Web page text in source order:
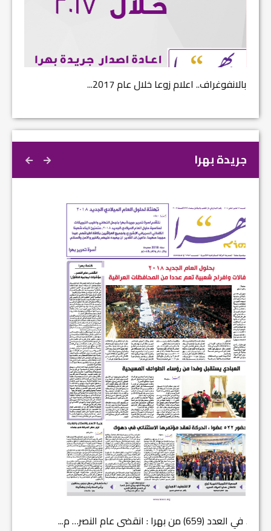
بالانفوغراف.. اعلام زوعا خلال عام 2017...
جريدة بهرا
في العدد (659) من بهرا : انقضى عام النصر… م...